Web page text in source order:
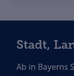
Stadt,
Ab in Bayerns